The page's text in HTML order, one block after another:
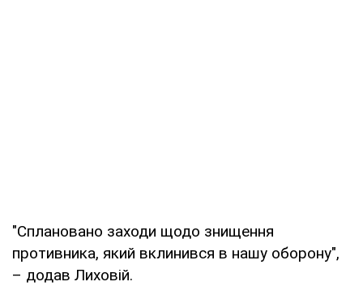
"Сплановано заходи щодо знищення
противника, який вклинився в нашу оборону",
– додав Лиховій.